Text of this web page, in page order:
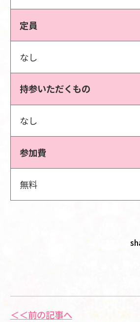
定員
なし
持参いただくもの
なし
参加費
無料
＜＜前の記事へ